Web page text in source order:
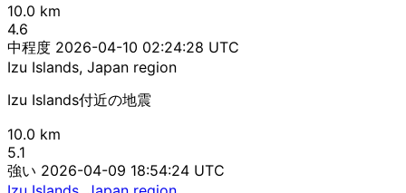
10.0 km
4.6
中程度 2026-04-10 02:24:28 UTC
Izu Islands, Japan region
Izu Islands付近の地震
10.0 km
5.1
強い 2026-04-09 18:54:24 UTC